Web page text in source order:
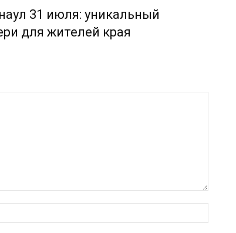
31 июля: уникальный
для жителей края